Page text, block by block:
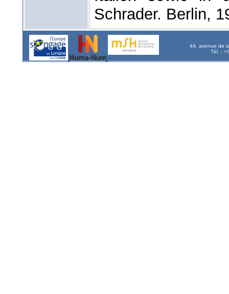
Schrader. Berlin,
44, avenue de
Tél. :